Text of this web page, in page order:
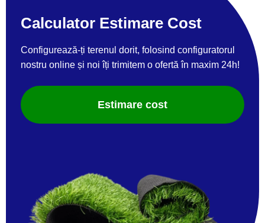
Calculator Estimare Cost
Configurează-ți terenul dorit, folosind configuratorul
nostru online și noi îți trimitem o ofertă în maxim 24h!
Estimare cost